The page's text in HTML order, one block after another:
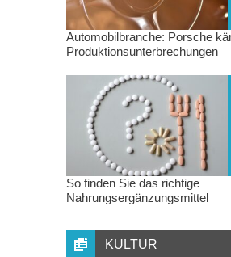
Automobilbranche: Porsche
Produktionsunterbrechungen
So finden Sie das richtige
Nahrungsergänzungsmittel
KULTUR